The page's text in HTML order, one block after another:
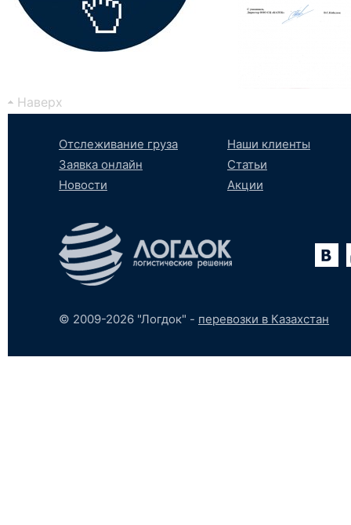
Наверх
Отслеживание груза
Заявка онлайн
Новости
Наши клиенты
Статьи
Акции
ВконтактеYouTubetumblr
SoundCloud
© 2009-2026 "Логдок" - перевозки в Казахстан